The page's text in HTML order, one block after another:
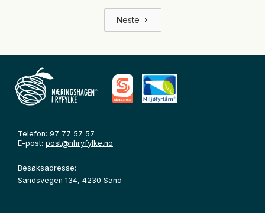
Neste
Telefon: 97 77 57 57
E-post: post@nhryfylke.no
Besøksadresse:
Sandsvegen 134, 4230 Sand